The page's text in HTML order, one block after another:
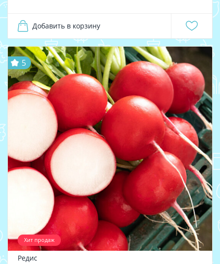
Добавить в корзину
Хит продаж
5
Редис